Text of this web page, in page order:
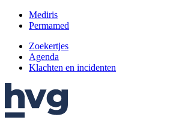
Mediris
Permamed
Zoekertjes
Agenda
Klachten en incidenten